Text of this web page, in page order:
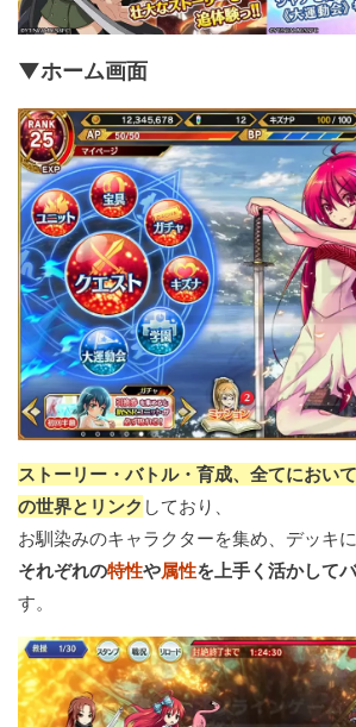
▼ホーム画面
ストーリー・バトル・育成、全てにおい
の世界とリンク しており、
お馴染みのキャラクターを集め、デッキに
それぞれの特性や属性を上手く活かして
す。